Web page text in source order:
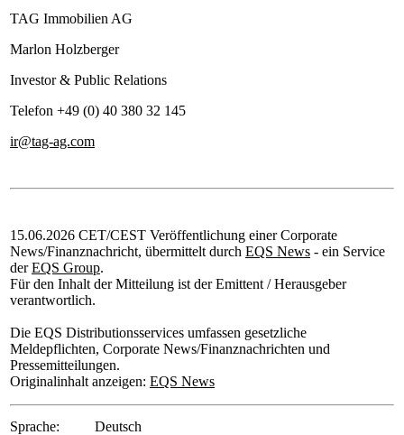
TAG Immobilien AG
Marlon Holzberger
Investor & Public Relations
Telefon +49 (0) 40 380 32 145
ir@tag-ag.com
15.06.2026 CET/CEST Veröffentlichung einer Corporate
News/Finanznachricht, übermittelt durch EQS News - ein Service
derEQS Group.
Für den Inhalt der Mitteilung ist der Emittent / Herausgeber
verantwortlich.
Die EQS Distributionsservices umfassen gesetzliche
Meldepflichten, Corporate News/Finanznachrichten und
Pressemitteilungen.
Originalinhalt anzeigen: EQS News
Sprache:
Deutsch